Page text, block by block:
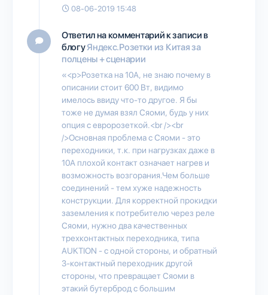
08-06-2019 15:48
Ответил на комментарий к записи в
блогуЯндекс.Розетки из Китая за
полцены + сценарии
«<p>Розетка на 10А, не знаю почему в
описании стоит 600 Вт, видимо
имелось ввиду что-то другое. Я бы
тоже не думая взял Сяоми, будь у них
опция с евророзеткой.<br /><br
/>Основная проблема с Сяоми - это
переходники, т.к. при нагрузках даже в
10А плохой контакт означает нагрев и
возможность возгорания.Чем больше
соединений - тем хуже надежность
конструкции. Для корректной прокидки
заземления к потребителю через реле
Сяоми, нужно два качественных
трехконтактных переходника, типа
AUKTION - с одной стороны, и обратный
3-контактный переходник другой
стороны, что превращает Сяоми в
этакий бутерброд с большим